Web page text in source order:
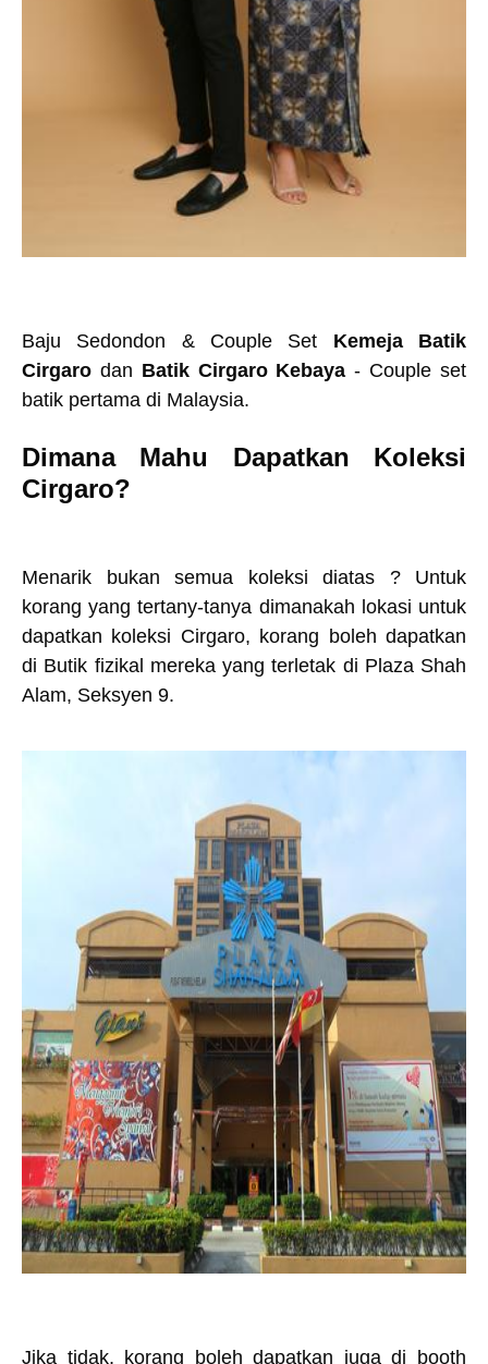
Baju Sedondon & Couple Set Kemeja Batik
Cirgaro dan Batik Cirgaro Kebaya - Couple set
batik pertama di Malaysia.
Dimana Mahu Dapatkan Koleksi
Cirgaro?
Menarik bukan semua koleksi diatas ? Untuk
korang yang tertany-tanya dimanakah lokasi untuk
dapatkan koleksi Cirgaro, korang boleh dapatkan
di Butik fizikal mereka yang terletak di Plaza Shah
Alam, Seksyen 9.
Jika tidak, korang boleh dapatkan juga di booth